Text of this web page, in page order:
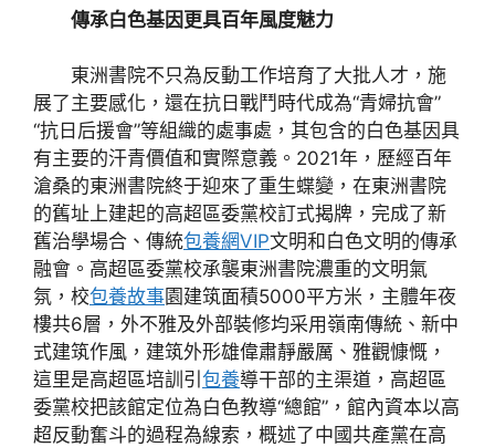
傳承白色基因更具百年風度魅力
東洲書院不只為反動工作培育了大批人才，施
展了主要感化，還在抗日戰鬥時代成為“青婦抗會”
“抗日后援會”等組織的處事處，其包含的白色基因具
有主要的汗青價值和實際意義。2021年，歷經百年
滄桑的東洲書院終于迎來了重生蝶變，在東洲書院
的舊址上建起的高超區委黨校訂式揭牌，完成了新
舊治學場合、傳統包養網VIP文明和白色文明的傳承
融會。高超區委黨校承襲東洲書院濃重的文明氣
氛，校包養故事園建筑面積5000平方米，主體年夜
樓共6層，外不雅及外部裝修均采用嶺南傳統、新中
式建筑作風，建筑外形雄偉肅靜嚴厲、雅觀慷慨，
這里是高超區培訓引 包養導干部的主渠道，高超區
委黨校把該館定位為白色教導“總館”，館內資本以高
超反動奮斗的過程為線索，概述了中國共產黨在高